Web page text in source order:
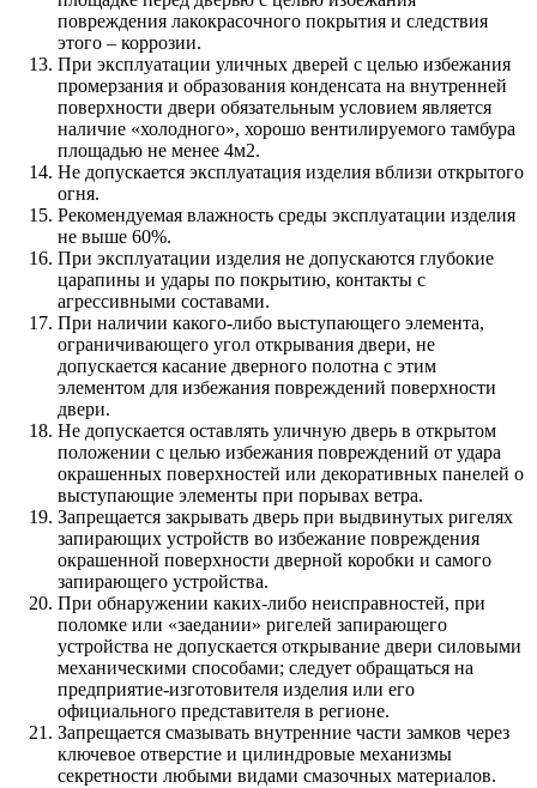
повреждения лакокрасочного покрытия и следствия
этого – коррозии.
При эксплуатации уличных дверей с целью избежания
промерзания и образования конденсата на внутренней
поверхности двери обязательным условием является
наличие «холодного», хорошо вентилируемого тамбура
площадью не менее 4м2.
Не допускается эксплуатация изделия вблизи открытого
огня.
Рекомендуемая влажность среды эксплуатации изделия
не выше 60%.
При эксплуатации изделия не допускаются глубокие
царапины и удары по покрытию, контакты с
агрессивными составами.
При наличии какого-либо выступающего элемента,
ограничивающего угол открывания двери, не
допускается касание дверного полотна с этим
элементом для избежания повреждений поверхности
двери.
Не допускается оставлять уличную дверь в открытом
положении с целью избежания повреждений от удара
окрашенных поверхностей или декоративных панелей о
выступающие элементы при порывах ветра.
Запрещается закрывать дверь при выдвинутых ригелях
запирающих устройств во избежание повреждения
окрашенной поверхности дверной коробки и самого
запирающего устройства.
При обнаружении каких-либо неисправностей, при
поломке или «заедании» ригелей запирающего
устройства не допускается открывание двери силовыми
механическими способами; следует обращаться на
предприятие-изготовителя изделия или его
официального представителя в регионе.
Запрещается смазывать внутренние части замков через
ключевое отверстие и цилиндровые механизмы
секретности любыми видами смазочных материалов.